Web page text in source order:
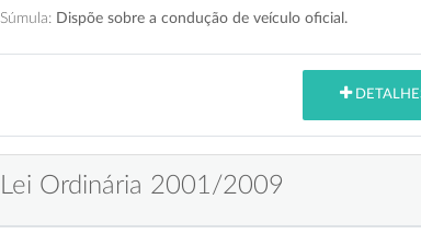
Súmula: Dispõe sobre a condução de veículo oficial.
Lei Ordinária 2001/2009